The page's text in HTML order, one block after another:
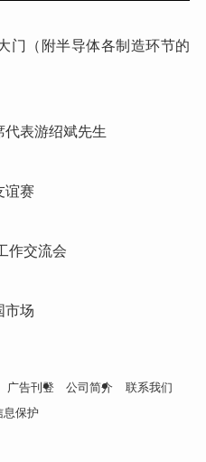
门（附半导体各制造环节的
表游绍斌先生
谊赛
作交流会
市场
广告刊登 公司简介
联系我们
保护